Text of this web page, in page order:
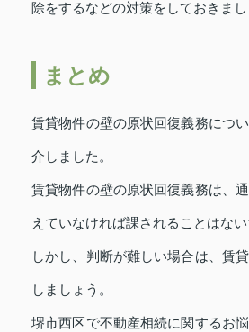
除をするなどの対策をしておきまし
まとめ
賃貸物件の壁の原状回復義務につ
介しました。
賃貸物件の壁の原状回復義務は、
えていなければ課されることはない
しかし、判断が難しい場合は、賃
しましょう。
堺市西区で不動産相続に関するお